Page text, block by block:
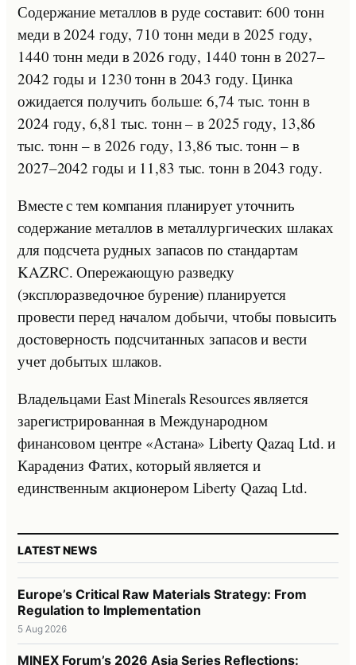
Содержание металлов в руде составит: 600 тонн
меди в 2024 году, 710 тонн меди в 2025 году,
1440 тонн меди в 2026 году, 1440 тонн в 2027–
2042 годы и 1230 тонн в 2043 году. Цинка
ожидается получить больше: 6,74 тыс. тонн в
2024 году, 6,81 тыс. тонн – в 2025 году, 13,86
тыс. тонн – в 2026 году, 13,86 тыс. тонн – в
2027–2042 годы и 11,83 тыс. тонн в 2043 году.
Вместе с тем компания планирует уточнить
содержание металлов в металлургических шлаках
для подсчета рудных запасов по стандартам
KAZRC. Опережающую разведку
(эксплоразведочное бурение) планируется
провести перед началом добычи, чтобы повысить
достоверность подсчитанных запасов и вести
учет добытых шлаков.
Владельцами East Minerals Resources является
зарегистрированная в Международном
финансовом центре «Астана» Liberty Qazaq Ltd. и
Карадениз Фатих, который является и
единственным акционером Liberty Qazaq Ltd.
LATEST NEWS
Europe’s Critical Raw Materials Strategy: From
Regulation to Implementation
5 Aug 2026
MINEX Forum’s 2026 Asia Series Reflections: